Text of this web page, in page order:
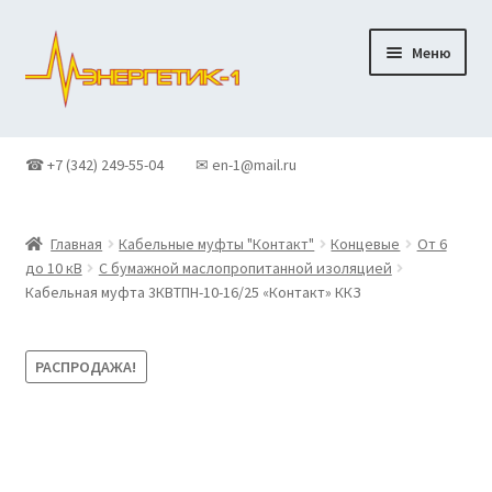
Перейти
навигации
Перейти
содержимому
Меню
Контакты
Новости
☎ +7 (342) 249-55-04 ✉ en-1@mail.ru
Главная Кабельные муфты "Контакт" Концевые
От 6
до 10 кВ
С бумажной маслопропитанной изоляцией
Кабельная муфта 3КВТПН-10-16/25 «Контакт» ККЗ
РАСПРОДАЖА!